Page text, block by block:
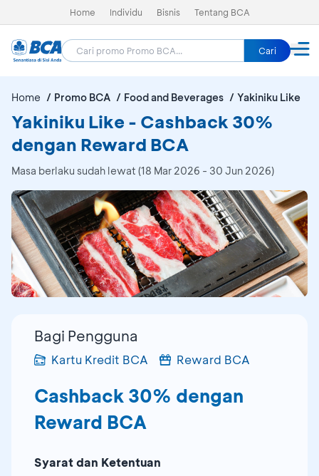
Home Individu Bisnis Tentang BCA
Cari
Home Promo BCA Food and Beverages Yakiniku Like
Yakiniku Like - Cashback 30%
dengan Reward BCA
Masa berlaku sudah lewat (18 Mar 2026 - 30 Jun 2026)
Bagi Pengguna
Kartu Kredit BCA Reward BCA
Cashback 30% dengan
Reward BCA
Syarat dan Ketentuan